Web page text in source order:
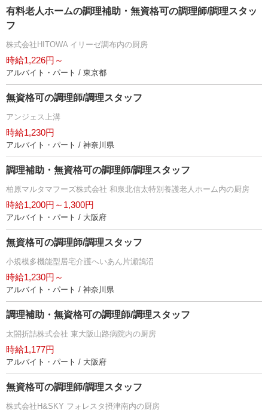
有料老人ホームの調理補助・無資格可の調理師/調理スタッ
フ
株式会社HITOWA イリーゼ調布内の厨房
時給1,226円～
アルバイト・パート / 東京都
無資格可の調理師/調理スタッフ
アンジェス上溝
時給1,230円
アルバイト・パート / 神奈川県
調理補助・無資格可の調理師/調理スタッフ
柏原マルタマフーズ株式会社 和泉北信太特別養護老人ホーム内の厨房
時給1,200円～1,300円
アルバイト・パート / 大阪府
無資格可の調理師/調理スタッフ
小規模多機能型居宅介護へいあん片瀬鵠沼
時給1,230円～
アルバイト・パート / 神奈川県
調理補助・無資格可の調理師/調理スタッフ
太閤折詰株式会社 東大阪山路病院内の厨房
時給1,177円
アルバイト・パート / 大阪府
無資格可の調理師/調理スタッフ
株式会社H&SKY フォレスタ摂津南内の厨房